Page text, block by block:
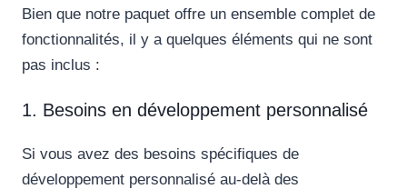
Bien que notre paquet offre un ensemble complet de
fonctionnalités, il y a quelques éléments qui ne sont
pas inclus :
1. Besoins en développement personnalisé
Si vous avez des besoins spécifiques de
développement personnalisé au-delà des